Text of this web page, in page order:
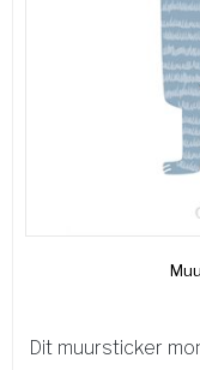
Dit muursticker